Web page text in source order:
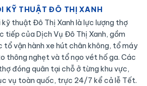
KỸ THUẬT ĐÔ THỊ XANH
thuật Đô Thị Xanh là lực lượng thợ
tiếp của Dịch Vụ Đô Thị Xanh, gồm
tổ vận hành xe hút chân không, tổ máy
thông nghẹt và tổ nạo vét hố ga. Các
đóng quân tại chỗ ở từng khu vực,
vụ toàn quốc, trực 24/7 kể cả lễ Tết.